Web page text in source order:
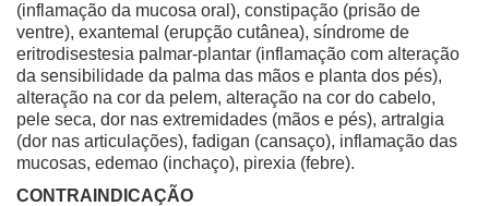
(inflamação da mucosa oral), constipação (prisão de
ventre), exantemal (erupção cutânea), síndrome de
eritrodisestesia palmar-plantar (inflamação com alteração
da sensibilidade da palma das mãos e planta dos pés),
alteração na cor da pelem, alteração na cor do cabelo,
pele seca, dor nas extremidades (mãos e pés), artralgia
(dor nas articulações), fadigan (cansaço), inflamação das
mucosas, edemao (inchaço), pirexia (febre).
CONTRAINDICAÇÃO